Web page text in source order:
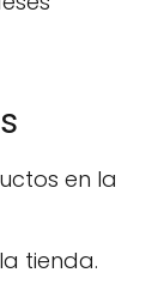
en la
tienda.